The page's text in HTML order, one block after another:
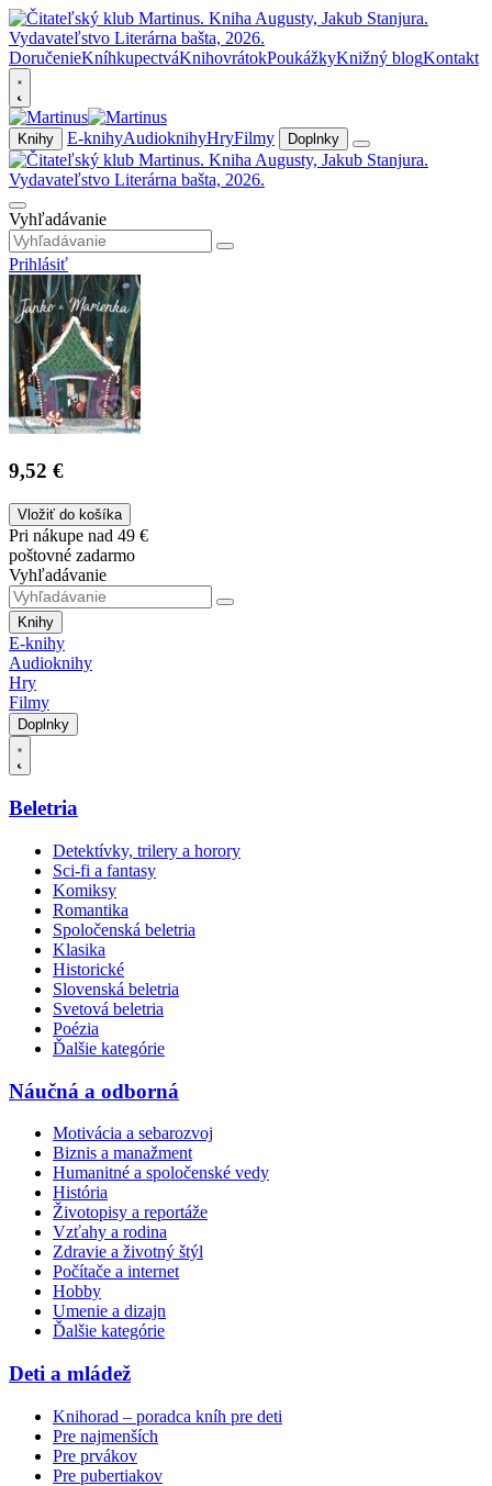
DoručenieKníhkupectváKnihovrátokPoukážkyKnižný blogKontakt
Knihy E-knihyAudioknihyHryFilmy Doplnky
Vyhľadávanie
Prihlásiť
9,52 €
Vložiť do košíka
Pri nákupe nad 49 €
poštovné zadarmo
Vyhľadávanie
Knihy
E-knihy
Audioknihy
Hry
Filmy
Doplnky
Beletria
Detektívky, trilery a horory
Sci-fi a fantasy
Komiksy
Romantika
Spoločenská beletria
Klasika
Historické
Slovenská beletria
Svetová beletria
Poézia
Ďalšie kategórie
Náučná a odborná
Motivácia a sebarozvoj
Biznis a manažment
Humanitné a spoločenské vedy
História
Životopisy a reportáže
Vzťahy a rodina
Zdravie a životný štýl
Počítače a internet
Hobby
Umenie a dizajn
Ďalšie kategórie
Deti a mládež
Knihorad – poradca kníh pre deti
Pre najmenších
Pre prvákov
Pre pubertiakov